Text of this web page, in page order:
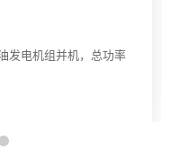
发电机组并机，总功率